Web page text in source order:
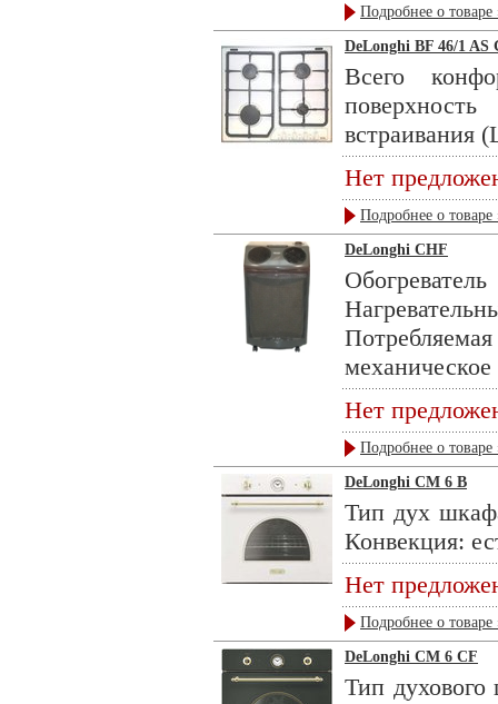
Подробнее о товаре
DeLonghi BF 46/1 AS
Всего
встраивания
Нет
Подробнее о товаре
DeLonghi CHF
Нет
Подробнее о товаре
DeLonghi CM 6 B
Тип дух
Конвекция:
Нет
Подробнее о товаре
DeLonghi CM 6 CF
Тип